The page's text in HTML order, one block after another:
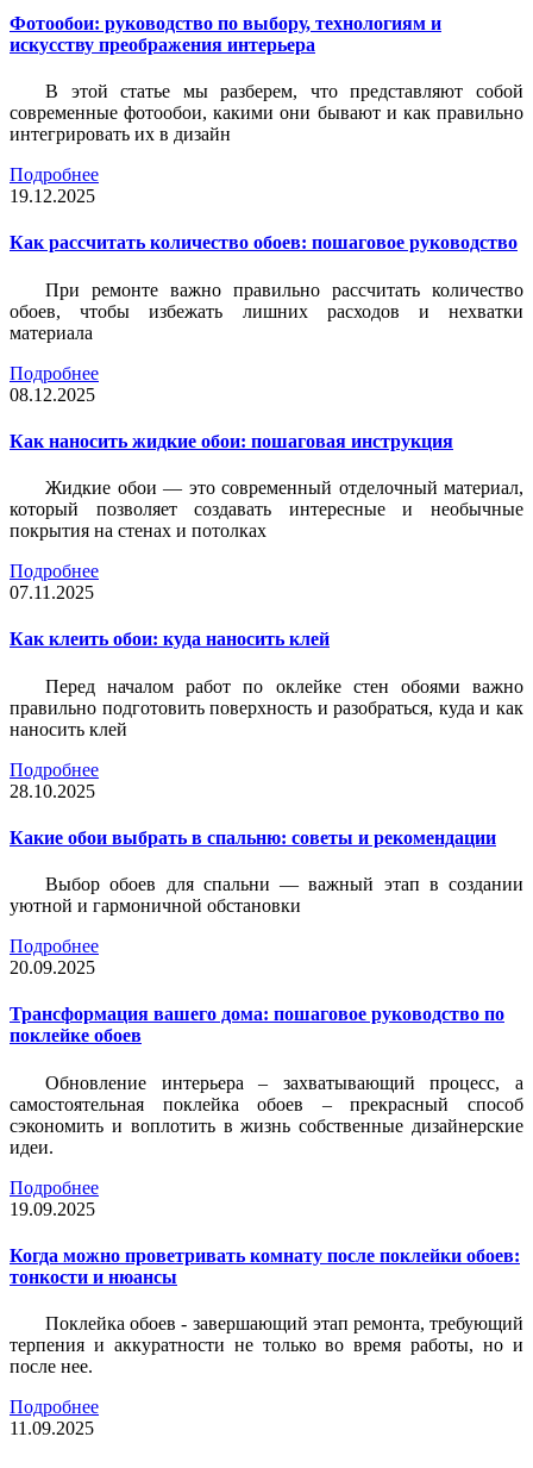
Фотообои: руководство по выбору, технологиям и
искусству преображения интерьера
В этой статье мы разберем, что представляют собой
современные фотообои, какими они бывают и как правильно
интегрировать их в дизайн
Подробнее
19.12.2025
Как рассчитать количество обоев: пошаговое руководство
При ремонте важно правильно рассчитать количество
обоев, чтобы избежать лишних расходов и нехватки
материала
Подробнее
08.12.2025
Как наносить жидкие обои: пошаговая инструкция
Жидкие обои — это современный отделочный материал,
который позволяет создавать интересные и необычные
покрытия на стенах и потолках
Подробнее
07.11.2025
Как клеить обои: куда наносить клей
Перед началом работ по оклейке стен обоями важно
правильно подготовить поверхность и разобраться, куда и как
наносить клей
Подробнее
28.10.2025
Какие обои выбрать в спальню: советы и рекомендации
Выбор обоев для спальни — важный этап в создании
уютной и гармоничной обстановки
Подробнее
20.09.2025
Трансформация вашего дома: пошаговое руководство по
поклейке обоев
Обновление интерьера – захватывающий процесс, а
самостоятельная поклейка обоев – прекрасный способ
сэкономить и воплотить в жизнь собственные дизайнерские
идеи.
Подробнее
19.09.2025
Когда можно проветривать комнату после поклейки обоев:
тонкости и нюансы
Поклейка обоев - завершающий этап ремонта, требующий
терпения и аккуратности не только во время работы, но и
после нее.
Подробнее
11.09.2025